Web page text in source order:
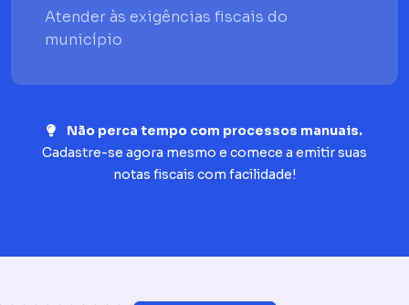
Atender às exigências fiscais do
município
Não perca tempo com processos manuais.
Cadastre-se agora mesmo e comece a emitir suas
notas fiscais com facilidade!